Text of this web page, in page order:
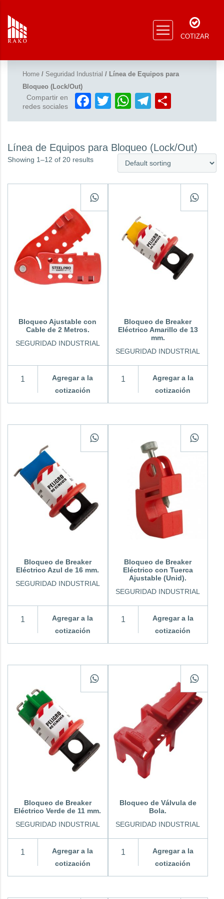
COTIZAR
Home / Seguridad Industrial / Línea de Equipos para
Bloqueo (Lock/Out)
Compartir en
redes sociales
Facebook
TwitterWhatsApp
Telegram
Línea de Equipos para Bloqueo (Lock/Out)
Showing 1–12 of 20 results
Bloqueo Ajustable con
Cable de 2 Metros.
SEGURIDAD INDUSTRIAL
Agregar a la
cotización
Bloqueo de Breaker
Eléctrico Amarillo de 13
mm.
SEGURIDAD INDUSTRIAL
Agregar a la
cotización
Bloqueo de Breaker
Eléctrico Azul de 16 mm.
SEGURIDAD INDUSTRIAL
Agregar a la
cotización
Bloqueo de Breaker
Eléctrico con Tuerca
Ajustable (Unid).
SEGURIDAD INDUSTRIAL
Agregar a la
cotización
Bloqueo de Breaker
Eléctrico Verde de 11 mm.
SEGURIDAD INDUSTRIAL
Agregar a la
cotización
Bloqueo de Válvula de
Bola.
SEGURIDAD INDUSTRIAL
Agregar a la
cotización